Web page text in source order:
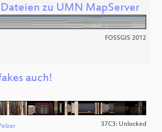
zu UMN MapServer
FOSSGIS 2012
auch!
37C3: Unlocked